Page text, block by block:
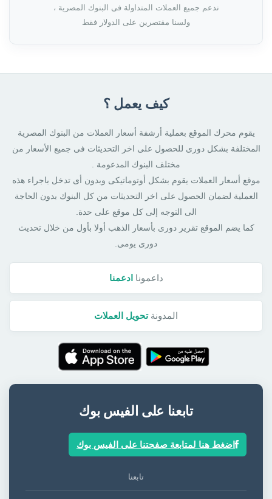
ندعم جميع العملات المتداولة فى البنوك المصرية ،
ولسنا مقتصرين على الدولار فقط
كيف يعمل ؟
يقوم محرك الموقع بعملية أرشفة أسعار العملات من البنوك المصرية
المختلفة بشكل دورى للحصول على اخر التحديثات فى جميع الأسعار من
مختلف البنوك المدعومة .
موقع أسعار العملات يقوم بشكل أوتوماتيكى وبدون أى تدخل باجراء هذه
العملية لضمان الحصول على اخر التحديثات من كل البنوك بدون الحاجة
الى التوجه إلى كل موقع على حدة.
كما يضم الموقع تقرير دورى بأسعار الذهب أولا بأول من خلال تحديث
دورى يومى.
داعمونا ادعمنا
المدونةتحويل العملات
تابعنا على الفيس بوك
اضغط هنا لمتابعة صفحتنا على الفيس بوك
تابعنا